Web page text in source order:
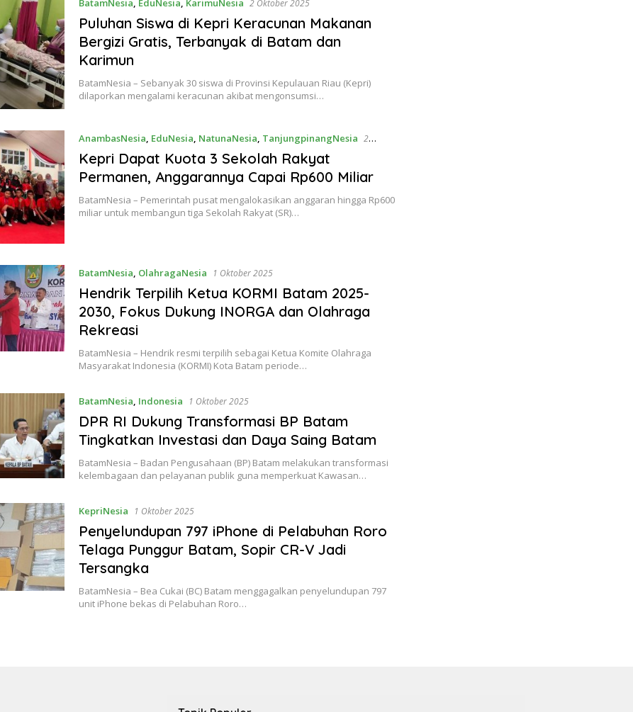
2 Oktober 2025
Puluhan Siswa di Kepri Keracunan Makanan
Bergizi Gratis, Terbanyak di Batam dan
Karimun
BatamNesia – Sebanyak 30 siswa di Provinsi Kepulauan Riau (Kepri)
dilaporkan mengalami keracunan akibat mengonsumsi…
AnambasNesia EduNesia NatunaNesia TanjungpinangNesia 2
Oktober 2025
Kepri Dapat Kuota 3 Sekolah Rakyat
Permanen, Anggarannya Capai Rp600 Miliar
BatamNesia – Pemerintah pusat mengalokasikan anggaran hingga Rp600
miliar untuk membangun tiga Sekolah Rakyat (SR)…
BatamNesia, OlahragaNesia 1 Oktober 2025
Hendrik Terpilih Ketua KORMI Batam 2025-
2030, Fokus Dukung INORGA dan Olahraga
Rekreasi
BatamNesia – Hendrik resmi terpilih sebagai Ketua Komite Olahraga
Masyarakat Indonesia (KORMI) Kota Batam periode…
BatamNesia, Indonesia 1 Oktober 2025
DPR RI Dukung Transformasi BP Batam
Tingkatkan Investasi dan Daya Saing Batam
BatamNesia – Badan Pengusahaan (BP) Batam melakukan transformasi
kelembagaan dan pelayanan publik guna memperkuat Kawasan…
KepriNesia 1 Oktober 2025
Penyelundupan 797 iPhone di Pelabuhan Roro
Telaga Punggur Batam, Sopir CR-V Jadi
Tersangka
BatamNesia – Bea Cukai (BC) Batam menggagalkan penyelundupan 797
unit iPhone bekas di Pelabuhan Roro…